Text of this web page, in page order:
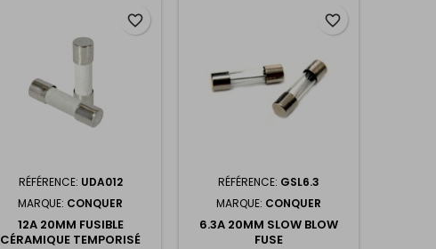
RÉFÉRENCE: UDA012
MARQUE: CONQUER
12A 20MM FUSIBLE
CÉRAMIQUE TEMPORISÉ
favorite_border
RÉFÉRENCE: GSL6.3
MARQUE: CONQUER
6.3A 20MM SLOW BLOW
FUSE
favorite_border